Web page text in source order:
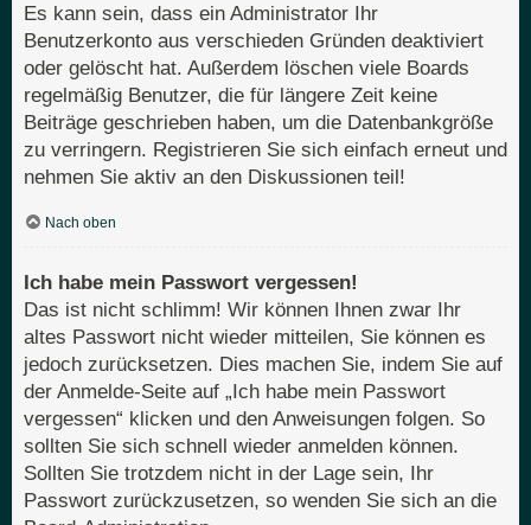
Es kann sein, dass ein Administrator Ihr
Benutzerkonto aus verschieden Gründen deaktiviert
oder gelöscht hat. Außerdem löschen viele Boards
regelmäßig Benutzer, die für längere Zeit keine
Beiträge geschrieben haben, um die Datenbankgröße
zu verringern. Registrieren Sie sich einfach erneut und
nehmen Sie aktiv an den Diskussionen teil!
Nach oben
Ich habe mein Passwort vergessen!
Das ist nicht schlimm! Wir können Ihnen zwar Ihr
altes Passwort nicht wieder mitteilen, Sie können es
jedoch zurücksetzen. Dies machen Sie, indem Sie auf
der Anmelde-Seite auf „Ich habe mein Passwort
vergessen“ klicken und den Anweisungen folgen. So
sollten Sie sich schnell wieder anmelden können.
Sollten Sie trotzdem nicht in der Lage sein, Ihr
Passwort zurückzusetzen, so wenden Sie sich an die